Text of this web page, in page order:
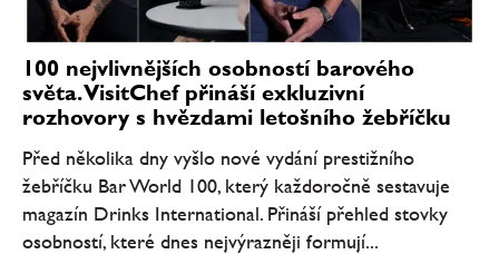
100 nejvlivnějších osobností barového
světa. VisitChef přináší exkluzivní
rozhovory s hvězdami letošního žebříčku
Před několika dny vyšlo nové vydání prestižního
žebříčku Bar World 100, který každoročně sestavuje
magazín Drinks International. Přináší přehled stovky
osobností, které dnes nejvýrazněji formují...